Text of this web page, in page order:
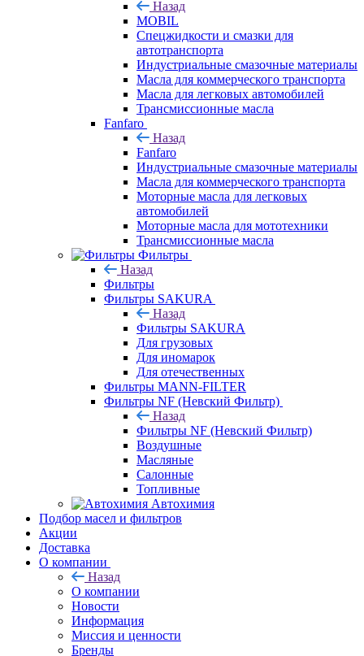
Назад
MOBIL
Cпецжидкости и смазки для
автотранспорта
Индустриальные смазочные материалы
Масла для коммерческого транспорта
Масла для легковых автомобилей
Трансмиссионные масла
Fanfaro
Назад
Fanfaro
Индустриальные смазочные материалы
Масла для коммерческого транспорта
Моторные масла для легковых
автомобилей
Моторные масла для мототехники
Трансмиссионные масла
Фильтры
Назад
Фильтры
Фильтры SAKURA
Назад
Фильтры SAKURA
Для грузовых
Для иномарок
Для отечественных
Фильтры MANN-FILTER
Фильтры NF (Невский Фильтр)
Назад
Фильтры NF (Невский Фильтр)
Воздушные
Масляные
Салонные
Топливные
Автохимия
Подбор масел и фильтров
Акции
Доставка
О компании
Назад
О компании
Новости
Информация
Миссия и ценности
Бренды